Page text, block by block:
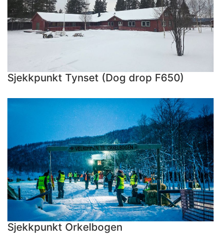
Sjekkpunkt Tynset (Dog drop F650)
Sjekkpunkt Orkelbogen